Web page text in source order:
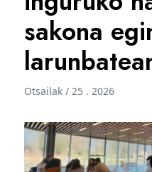
sakona
Otsailak / 25 . 2026